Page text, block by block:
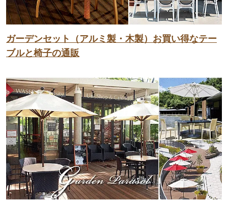
ガーデンセット（アルミ製・木製）お買い得なテー
ブルと椅子の通販